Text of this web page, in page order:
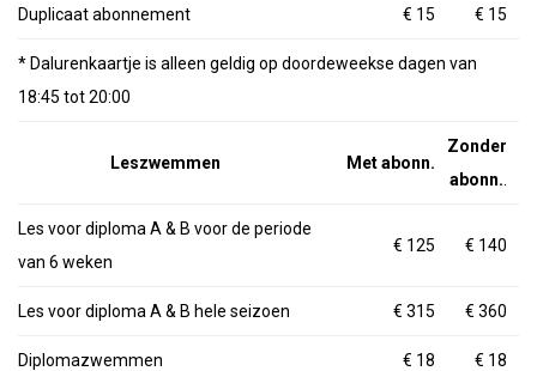
ACTIVITEITEN
Duplicaat abonnement € 15 € 15
* Dalurenkaartje is alleen geldig op doordeweekse dagen van
18:45 tot 20:00
Leszwemmen Met abonn.
Zonder
abonn.
Les voor diploma A & B voor de periode
van 6 weken
€ 125 € 140
Les voor diploma A & B hele seizoen € 315 € 360
Diplomazwemmen € 18 € 18